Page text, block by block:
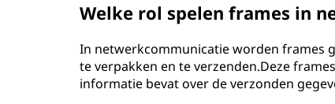
Welke rol spelen frames in
In netwerkcommunicatie worden frames
te verpakken en te verzenden.Deze
informatie bevat over de verzonden